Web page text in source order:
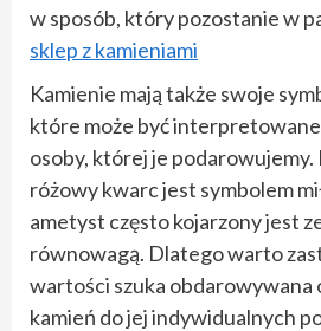
w sposób, który pozostanie w
sklep z kamieniami
Kamienie mają także swoje
które może być
osoby, której je podarowujemy.
różowy kwarc jest symbolem
ametyst często kojarzony jest
równowagą. Dlatego warto
wartości szuka obdarowywana
kamień do jej indywidualnych